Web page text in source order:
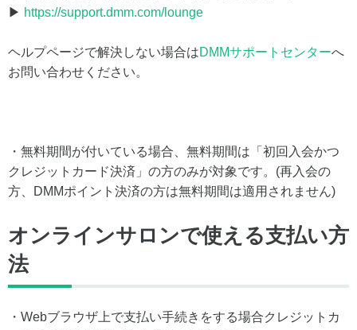
▶ https://support.dmm.com/lounge
ヘルプページで解決しない場合はDMMサポートセンターへ
お問い合わせください。
・無料期間が付いている場合、無料期間は「初回入会かつ
クレジットカード決済」の方のみが対象です。(再入会の
方、DMMポイント決済の方は無料期間は適用されません)
オンラインサロンで使える支払い方
法
・Webブラウザ上で支払い手続きをする場合クレジットカ